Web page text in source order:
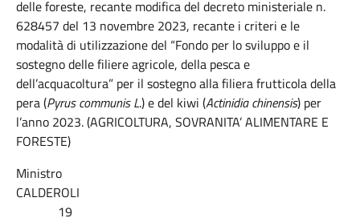
delle foreste, recante modifica del decreto ministeriale n.
628457 del 13 novembre 2023, recante i criteri e le
modalità di utilizzazione del “Fondo per lo sviluppo e il
sostegno delle filiere agricole, della pesca e
dell’acquacoltura” per il sostegno alla filiera frutticola della
pera (Pyrus communis L.) e del kiwi (Actinidia chinensis) per
l’anno 2023. (AGRICOLTURA, SOVRANITA’ ALIMENTARE E
FORESTE)
Ministro
CALDEROLI
19